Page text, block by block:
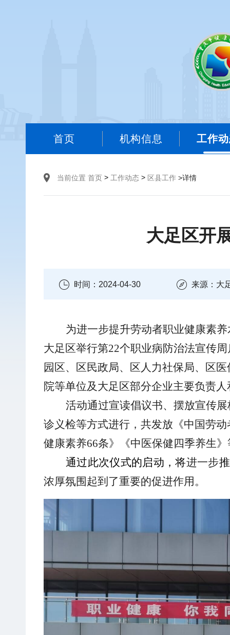
首页 机构信息 工作
当前位置 首页 > 工作动态 > 区县工作 >详情
大足区开
时间：2024-04-30 来源：大
为进一步提升劳动者职业健康素
大足区举行第22个职业病防治法宣传
园区、 区民政局、区人力社保局、区
院等单位及大足区部分企业主要负责
活动通过宣读倡议书、 摆放宣传展
诊义检等方式进行 ， 共发放 《中国劳动
健康素养66条》《中医保健四季养生》
通过此次仪式的启动 ，将进一步
浓厚氛围起到了重要的促进作用 。